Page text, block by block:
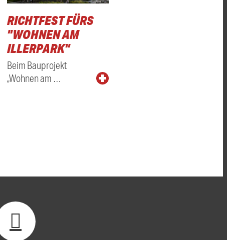
RICHTFEST FÜRS
"WOHNEN AM
ILLERPARK"
Beim Bauprojekt
„Wohnen am …